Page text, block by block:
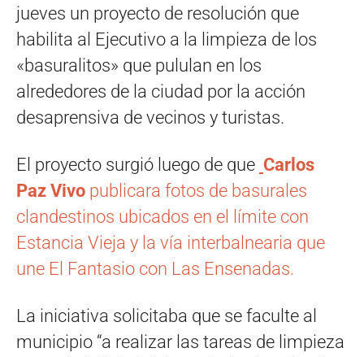
jueves un proyecto de resolución que
habilita al Ejecutivo a la limpieza de los
«basuralitos» que pululan en los
alrededores de la ciudad por la acción
desaprensiva de vecinos y turistas.
El proyecto surgió luego de que Carlos
Paz Vivo publicara fotos de basurales
clandestinos ubicados en el límite con
Estancia Vieja y la vía interbalnearia que
une El Fantasio con Las Ensenadas.
La iniciativa solicitaba que se faculte al
municipio “a realizar las tareas de limpieza